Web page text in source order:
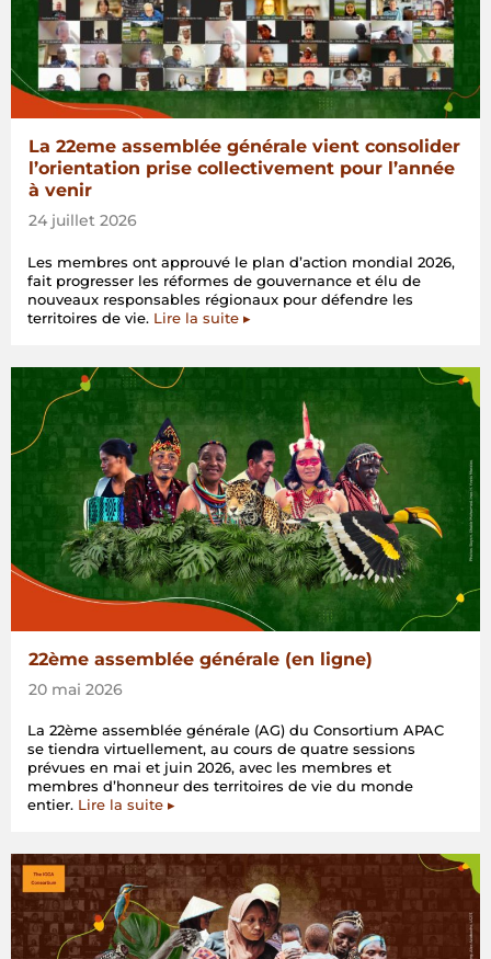
La 22eme assemblée générale vient consolider
l’orientation prise collectivement pour l’année
à venir
24 juillet 2026
Les membres ont approuvé le plan d’action mondial 2026,
fait progresser les réformes de gouvernance et élu de
nouveaux responsables régionaux pour défendre les
territoires de vie. Lire la suite ▸
22ème assemblée générale (en ligne)
20 mai 2026
La 22ème assemblée générale (AG) du Consortium APAC
se tiendra virtuellement, au cours de quatre sessions
prévues en mai et juin 2026, avec les membres et
membres d’honneur des territoires de vie du monde
entier. Lire la suite ▸